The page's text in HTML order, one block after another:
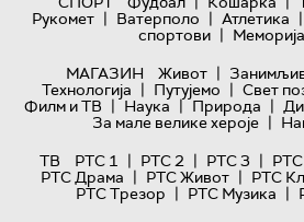
Рукомет | Ватерполо | Атлетика |
спортови |
МАГАЗИН
Живот |
Технологијa | Путујемо | Свет
Филм и ТВ | Наука | Природа |
За мале велике хероје |
ТВ
РТС 1 | РТС 2 | РТС 3 |
РТС Драма | РТС Живот | РТС
РТС Трезор | РТС Музика |